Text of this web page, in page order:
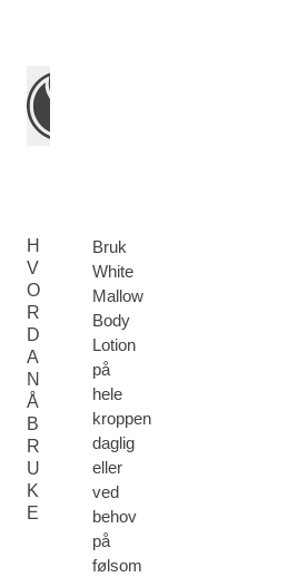
H
V
O
R
D
A
N
Å
B
R
U
K
E
Bruk
White
Mallow
Body
Lotion
på
hele
kroppen
daglig
eller
ved
behov
på
følsom